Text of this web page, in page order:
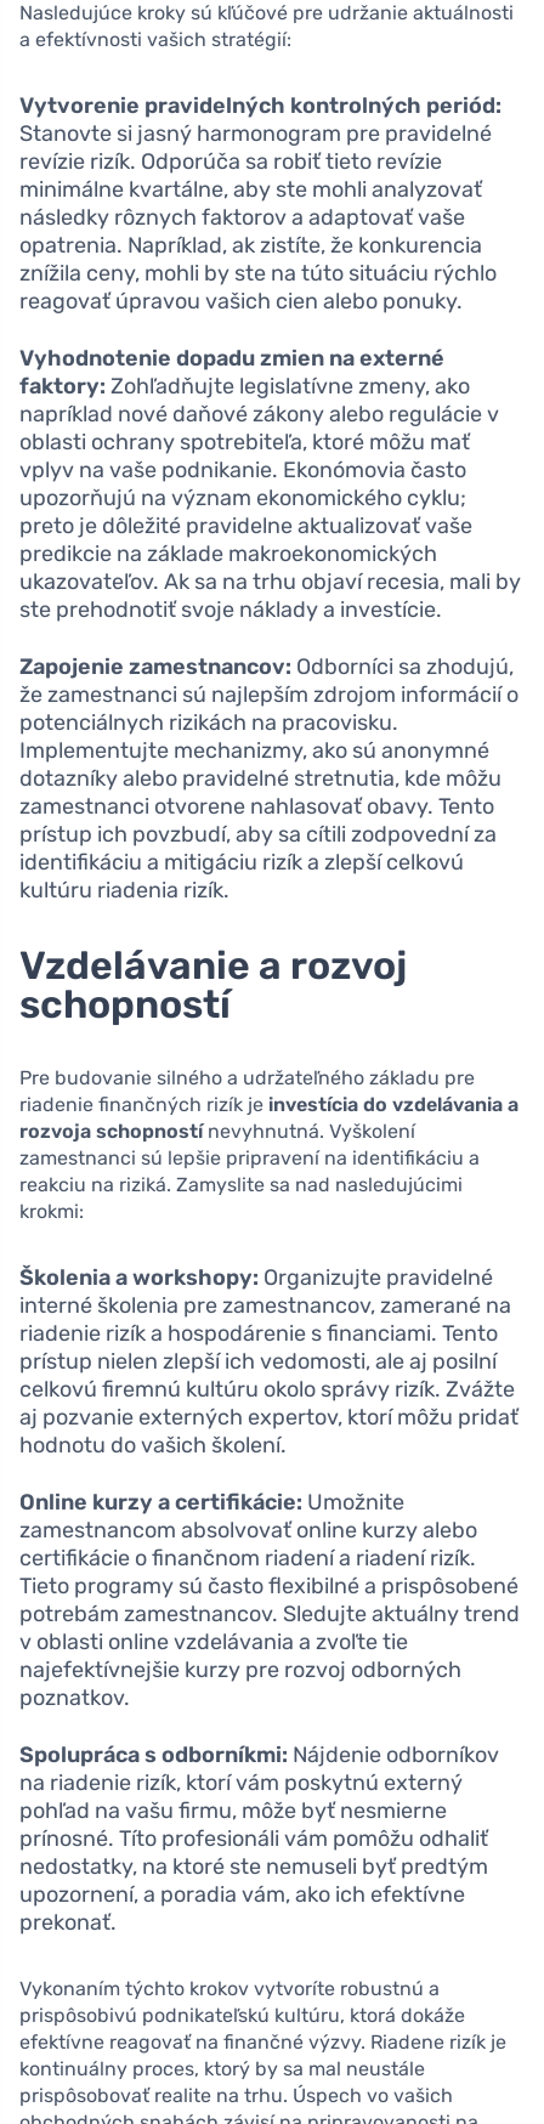
Nasledujúce kroky sú kľúčové pre udržanie aktuálnosti
a efektívnosti vašich stratégií:
Vytvorenie pravidelných kontrolných periód:
Stanovte si jasný harmonogram pre pravidelné
revízie rizík. Odporúča sa robiť tieto revízie
minimálne kvartálne, aby ste mohli analyzovať
následky rôznych faktorov a adaptovať vaše
opatrenia. Napríklad, ak zistíte, že konkurencia
znížila ceny, mohli by ste na túto situáciu rýchlo
reagovať úpravou vašich cien alebo ponuky.
Vyhodnotenie dopadu zmien na externé
faktory: Zohľadňujte legislatívne zmeny, ako
napríklad nové daňové zákony alebo regulácie v
oblasti ochrany spotrebiteľa, ktoré môžu mať
vplyv na vaše podnikanie. Ekonómovia často
upozorňujú na význam ekonomického cyklu;
preto je dôležité pravidelne aktualizovať vaše
predikcie na základe makroekonomických
ukazovateľov. Ak sa na trhu objaví recesia, mali by
ste prehodnotiť svoje náklady a investície.
Zapojenie zamestnancov: Odborníci sa zhodujú,
že zamestnanci sú najlepším zdrojom informácií o
potenciálnych rizikách na pracovisku.
Implementujte mechanizmy, ako sú anonymné
dotazníky alebo pravidelné stretnutia, kde môžu
zamestnanci otvorene nahlasovať obavy. Tento
prístup ich povzbudí, aby sa cítili zodpovední za
identifikáciu a mitigáciu rizík a zlepší celkovú
kultúru riadenia rizík.
Vzdelávanie a rozvoj
schopností
Pre budovanie silného a udržateľného základu pre
riadenie finančných rizík je investícia do vzdelávania a
rozvoja schopnostínevyhnutná. Vyškolení
zamestnanci sú lepšie pripravení na identifikáciu a
reakciu na riziká. Zamyslite sa nad nasledujúcimi
krokmi:
Školenia a workshopy: Organizujte pravidelné
interné školenia pre zamestnancov, zamerané na
riadenie rizík a hospodárenie s financiami. Tento
prístup nielen zlepší ich vedomosti, ale aj posilní
celkovú firemnú kultúru okolo správy rizík. Zvážte
aj pozvanie externých expertov, ktorí môžu pridať
hodnotu do vašich školení.
Online kurzy a certifikácie: Umožnite
zamestnancom absolvovať online kurzy alebo
certifikácie o finančnom riadení a riadení rizík.
Tieto programy sú často flexibilné a prispôsobené
potrebám zamestnancov. Sledujte aktuálny trend
v oblasti online vzdelávania a zvoľte tie
najefektívnejšie kurzy pre rozvoj odborných
poznatkov.
Spolupráca s odborníkmi: Nájdenie odborníkov
na riadenie rizík, ktorí vám poskytnú externý
pohľad na vašu firmu, môže byť nesmierne
prínosné. Títo profesionáli vám pomôžu odhaliť
nedostatky, na ktoré ste nemuseli byť predtým
upozornení, a poradia vám, ako ich efektívne
prekonať.
Vykonaním týchto krokov vytvoríte robustnú a
prispôsobivú podnikateľskú kultúru, ktorá dokáže
efektívne reagovať na finančné výzvy. Riadene rizík je
kontinuálny proces, ktorý by sa mal neustále
prispôsobovať realite na trhu. Úspech vo vašich